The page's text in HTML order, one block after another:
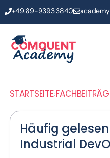
Zum
springen
+49.89-9393.3840
STARTSEITE
Häufig
Industrial